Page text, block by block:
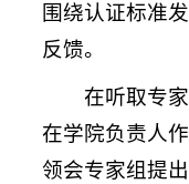
围绕认证标准
反馈。
在听取专
在学院负责人
领会专家组提